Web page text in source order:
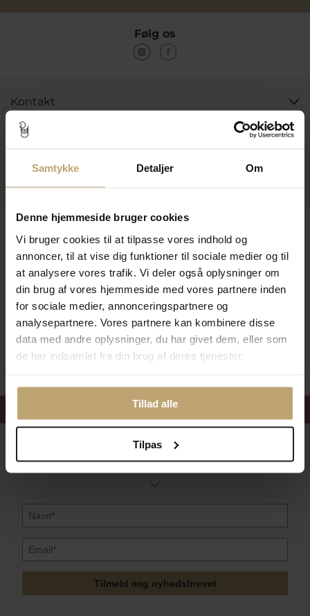
Samtykke Detaljer Om
Denne hjemmeside bruger cookies
Vi bruger cookies til at tilpasse vores indhold og
annoncer, til at vise dig funktioner til sociale medier og til
at analysere vores trafik. Vi deler også oplysninger om
din brug af vores hjemmeside med vores partnere inden
for sociale medier, annonceringspartnere og
analysepartnere. Vores partnere kan kombinere disse
data med andre oplysninger, du har givet dem, eller som
de har indsamlet fra din brug af deres tjenester.
Tillad alle
Tilpas
Følg os
Kontakt
Åbningstider I Butikken
Leveringsmuligheder
Betalingsmuligheder
Sikker Og Tryg E-Handel
velkomstrabat
Følg med i vores nyhedsbrev
Tilmeld mig nyhedsbrevet